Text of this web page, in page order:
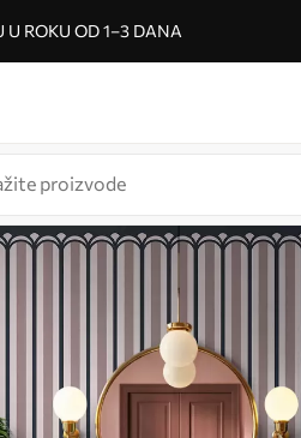
U ROKU OD 1–3 DANA